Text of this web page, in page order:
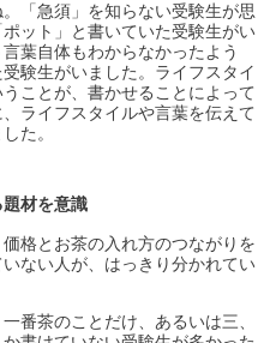
「急須」を知らない受験生が思
ット」と書いていた受験生がい
葉自体もわからなかったよう
験生がいました。ライフスタイ
ことが、書かせることによって
ライフスタイルや言葉を伝えて
た。
材を意識
格とお茶の入れ方のつながりを
ない人が、はっきり分かれてい
番茶のことだけ、あるいは三、